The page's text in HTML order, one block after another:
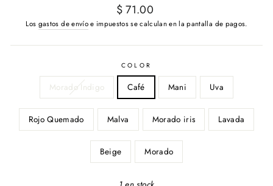
Precio
habitual
$ 71.00
Los gastos de envíoe impuestos se calculan en la pantalla de pagos.
COLOR
Morado Indigo Café Mani Uva
Rojo Quemado Malva Morado iris Lavada
Beige Morado